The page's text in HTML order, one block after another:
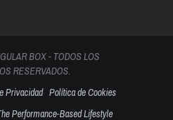
BOX - TODOS LOS
RESERVADOS.
Privacidad Política de Cookies